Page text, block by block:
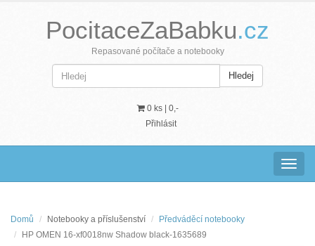
PocitaceZaBabku.cz
Repasované počítače a notebooky
Hledej
0 ks | 0,-
Přihlásit
Domů Notebooky a příslušenství
Předváděcí notebooky
HP OMEN 16-xf0018nw Shadow black-1635689